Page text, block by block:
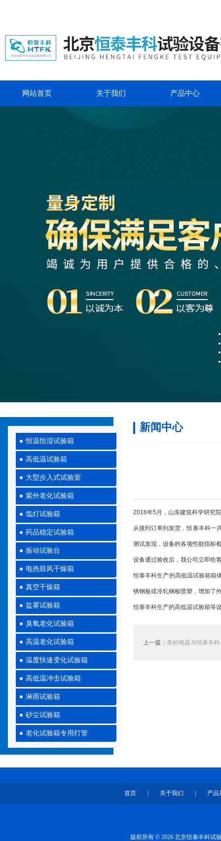
网站首页 关于我们 产品中心
恒温恒湿试验箱
高低温试验箱
大型步入式试验室
紫外老化试验箱
氙灯试验箱
药品稳定试验箱
振动试验台
电热鼓风干燥箱
真空干燥箱
盐雾试验箱
臭氧老化试验箱
高温老化试验箱
温度快速变化试验箱
高低温冲击试验箱
淋雨试验箱
砂尘试验箱
老化试验箱专用灯管
新闻中心
2016年5月，山东建筑科学研究
从接到订单到发货，恒泰丰科一
测试发现，设备的各项性能指标
设备通过验收后，我公司立即给
恒泰丰科生产的高低温试验箱箱
锈钢板或冷轧钢板喷塑，增加了
恒泰丰科生产的高低温试验箱等
上一篇： 美的电器与恒泰丰
首页 关于我们 产品
版权所有 © 2026 北京恒泰丰科试